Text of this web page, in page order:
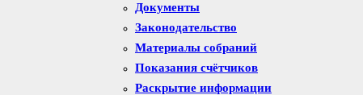
Документы
Законодательство
Материалы собраний
Показания счётчиков
Раскрытие информации